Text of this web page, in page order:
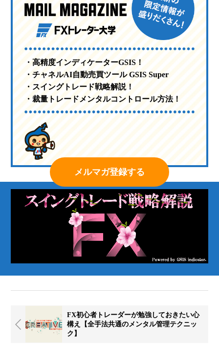
・高精度インディケーターGSIS！
・チャネルAI自動売買ツール GSIS Super
・スイングトレード戦略解説！
・裁量トレードメンタルコントロール方法！
メルマガ登録する
FX初心者トレーダーが勉強しておきたい心
構え【全手法共通のメンタル管理テクニッ
ク】